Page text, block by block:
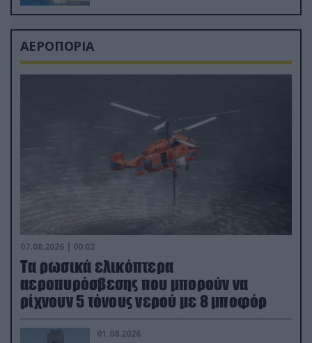
ΑΕΡΟΠΟΡΙΑ
07.08.2026 | 00:02
Τα ρωσικά ελικόπτερα
αεροπυρόσβεσης που μπορούν να
ρίχνουν 5 τόνους νερού με 8 μποφόρ
01.08.2026